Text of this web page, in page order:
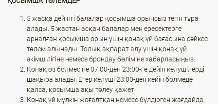
5 жасқа дейінгі балалар қосымша орынсыз тегін тұра
алады. 5 жастан асқан балалар мен ересектерге
арналған қосымша орын үшін қонақ үй бағасына сәйкес
төлем алынады. Толық ақпарат алу үшін қонақ үй
әкімшілігіне немесе брондау бөліміне хабарласыңыз.
Қонақ өз бөлмесіне 07:00-ден 23:00-ге дейін келушілерді
шақыра алады. Егер келуші 23:00-ден кейін бөлмеде
қалса, қосымша ақы төлеу қажет.
Қонақ үй мүлкін жоғалтқан немесе бүлдірген жағдайда,